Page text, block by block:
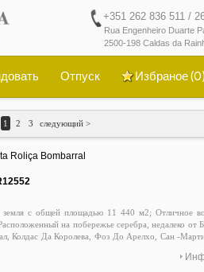
+351 262 836 511 /
Rua Engenheiro Duarte
2500-198 Caldas da
Отпуск Избраное (0)
1 2 3 следующий >
Roliça Bombarral
земля с общей площадью 11 440 м2; Отличное
на побережье серебра, недалеко от
Колдас Да Королева, Фоз До Арелхо, Сан -
и Лиссабон международный аэропорт;